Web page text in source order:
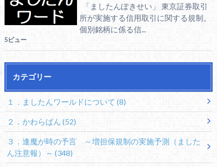
「ましたんぽきせい」 東京証券取引
所が実施する信用取引に関する規制。
個別銘柄に係る信...
5ビュー
カテゴリー
１．ましたんワールドについて (8)
２．かわらばん (52)
３．逢魔が時の予言 ～増担保規制の実施予測（ました
ん注意報）～ (348)